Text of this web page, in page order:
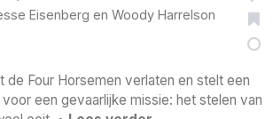
Eisenberg en Woody Harrelson
de Four Horsemen verlaten en stelt een
een gevaarlijke missie: het stelen van